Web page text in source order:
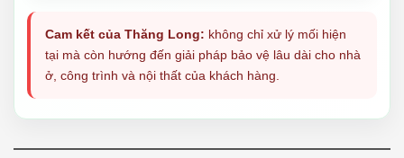
Cam kết của Thăng Long: không chỉ xử lý mối hiện
tại mà còn hướng đến giải pháp bảo vệ lâu dài cho nhà
ở, công trình và nội thất của khách hàng.